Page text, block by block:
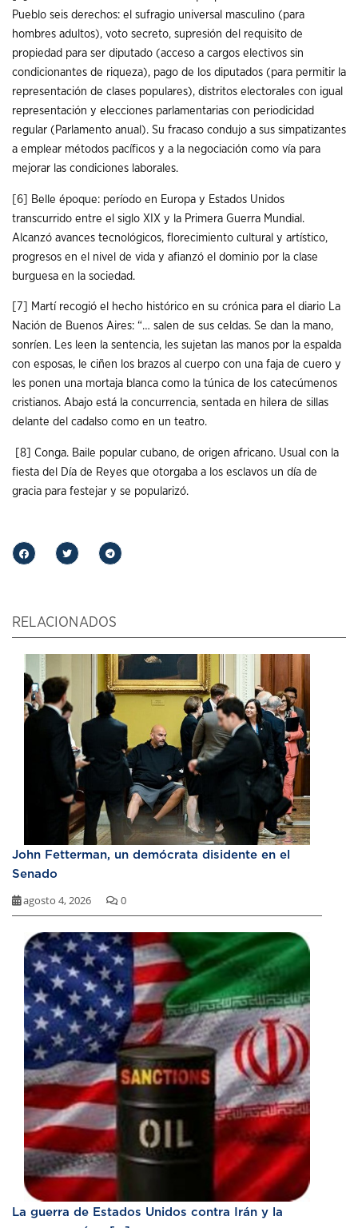
Pueblo seis derechos: el sufragio universal masculino (para
hombres adultos), voto secreto, supresión del requisito de
propiedad para ser diputado (acceso a cargos electivos sin
condicionantes de riqueza), pago de los diputados (para permitir la
representación de clases populares), distritos electorales con igual
representación y elecciones parlamentarias con periodicidad
regular (Parlamento anual). Su fracaso condujo a sus simpatizantes
a emplear métodos pacíficos y a la negociación como vía para
mejorar las condiciones laborales.
[6] Belle époque: período en Europa y Estados Unidos
transcurrido entre el siglo XIX y la Primera Guerra Mundial.
Alcanzó avances tecnológicos, florecimiento cultural y artístico,
progresos en el nivel de vida y afianzó el dominio por la clase
burguesa en la sociedad.
[7]
Martí recogió el hecho histórico en su crónica para el diario La
Nación de Buenos Aires: “… salen de sus celdas. Se dan la mano,
sonríen. Les leen la sentencia, les sujetan las manos por la espalda
con esposas, le ciñen los brazos al cuerpo con una faja de cuero y
les ponen una mortaja blanca como la túnica de los catecúmenos
cristianos. Abajo está la concurrencia, sentada en hilera de sillas
delante del cadalso como en un teatro.
[8] Conga. Baile popular cubano, de origen africano. Usual con la
fiesta del Día de Reyes que otorgaba a los esclavos un día de
gracia para festejar y se popularizó.
RELACIONADOS
John Fetterman, un demócrata disidente en el
Senado
agosto 4, 2026 0
La guerra de Estados Unidos contra Irán y la